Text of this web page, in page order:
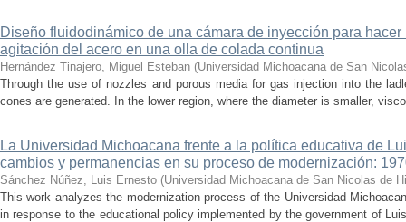
Diseño fluidodinámico de una cámara de inyección para
agitación del acero en una olla de colada continua
Hernández Tinajero, Miguel Esteban (Universidad Michoacana de San
Through the use of nozzles and porous media for gas injection into the
cones are generated. In the lower region, where the diameter is smaller,
La Universidad Michoacana frente a la política educativa de
cambios y permanencias en su proceso de modernización:
Sánchez Núñez, Luis Ernesto (Universidad Michoacana de San Nicolas de
This work analyzes the modernization process of the Universidad
in response to the educational policy implemented by the government of